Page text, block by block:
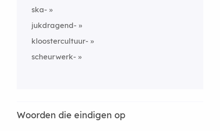
ska-
jukdragend-
kloostercultuur-
scheurwerk-
Woorden die eindigen op